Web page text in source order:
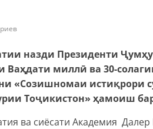
назди Президенти
Ваҳдати миллӣ ва 30-
«Созишномаи истиқрори
Тоҷикистон» ҳамоиш
ва сиёсати Академия